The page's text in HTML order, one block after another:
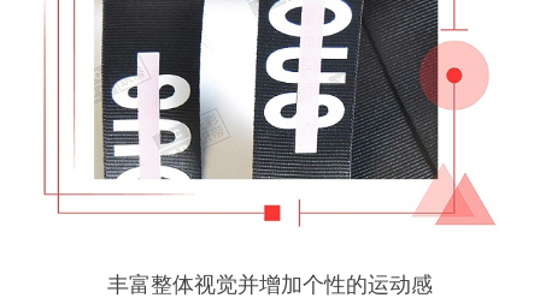
丰富整体视觉并增加个性的运动感